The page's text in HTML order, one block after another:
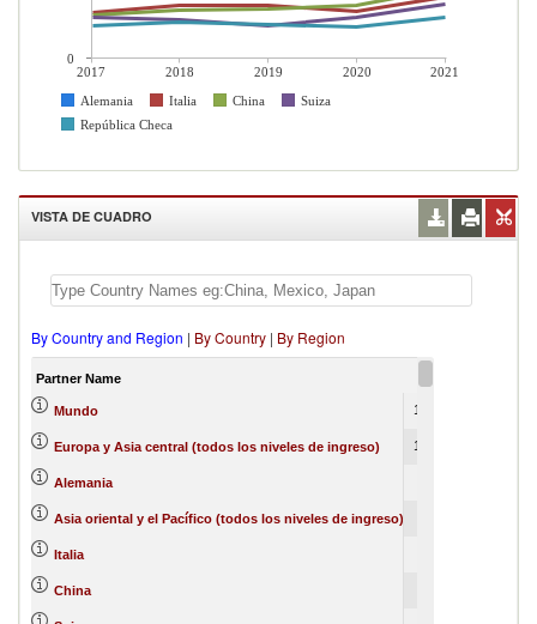
2017 2018 2019 2020
2021
Alemania
Italia China
Suiza
República Checa
0
VISTA DE CUADRO
By Country and Region | By Country | By Region
Partner Name
Mundo 166475080
Europa y Asia central (todos los niveles de ingreso) 131987559
Alemania
Asia oriental y el Pacífico (todos los niveles de ingreso)
Italia
China